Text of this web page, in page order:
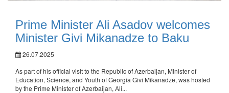
Prime Minister Ali Asadov welcomes
Minister Givi Mikanadze to Baku
26.07.2025
As part of his official visit to the Republic of Azerbaijan, Minister of
Education, Science, and Youth of Georgia Givi Mikanadze, was hosted
by the Prime Minister of Azerbaijan, Ali...